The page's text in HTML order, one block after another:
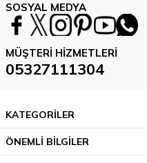
SOSYAL MEDYA
MÜŞTERI HIZMETLERI
05327111304
KATEGORİLER
ÖNEMLİ BİLGİLER